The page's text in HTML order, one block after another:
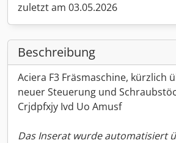
zuletzt am 03.05.2026
Beschreibung
Aciera F3 Fräsmaschine, kürzlich
neuer Steuerung und
Crjdpfxjy Ivd Uo Amusf
Das Inserat wurde automatisiert